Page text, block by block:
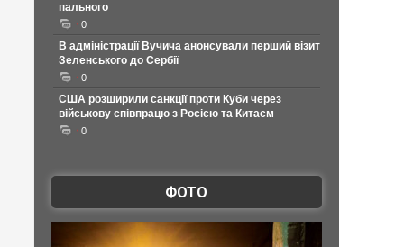
пального
0
В адміністрації Вучича анонсували перший візит
Зеленського до Сербії
0
США розширили санкції проти Куби через
військову співпрацю з Росією та Китаєм
0
ФОТО